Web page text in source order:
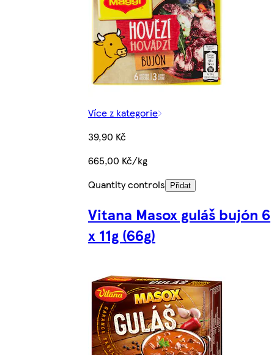
Více z kategorie
39,90 Kč
665,00 Kč/kg
Quantity controls
Přidat
Vitana Masox guláš bujón 6
x 11g (66g)